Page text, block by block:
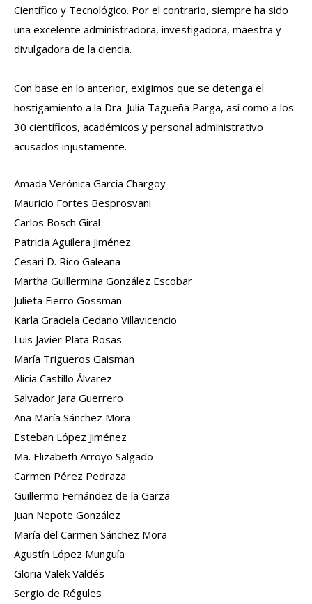
Científico y Tecnológico. Por el contrario, siempre ha sido
una excelente administradora, investigadora, maestra y
divulgadora de la ciencia.
Con base en lo anterior, exigimos que se detenga el
hostigamiento a la Dra. Julia Tagueña Parga, así como a los
30 científicos, académicos y personal administrativo
acusados injustamente.
Amada Verónica García Chargoy
Mauricio Fortes Besprosvani
Carlos Bosch Giral
Patricia Aguilera Jiménez
Cesari D. Rico Galeana
Martha Guillermina González Escobar
Julieta Fierro Gossman
Karla Graciela Cedano Villavicencio
Luis Javier Plata Rosas
María Trigueros Gaisman
Alicia Castillo Álvarez
Salvador Jara Guerrero
Ana María Sánchez Mora
Esteban López Jiménez
Ma. Elizabeth Arroyo Salgado
Carmen Pérez Pedraza
Guillermo Fernández de la Garza
Juan Nepote González
María del Carmen Sánchez Mora
Agustín López Munguía
Gloria Valek Valdés
Sergio de Régules